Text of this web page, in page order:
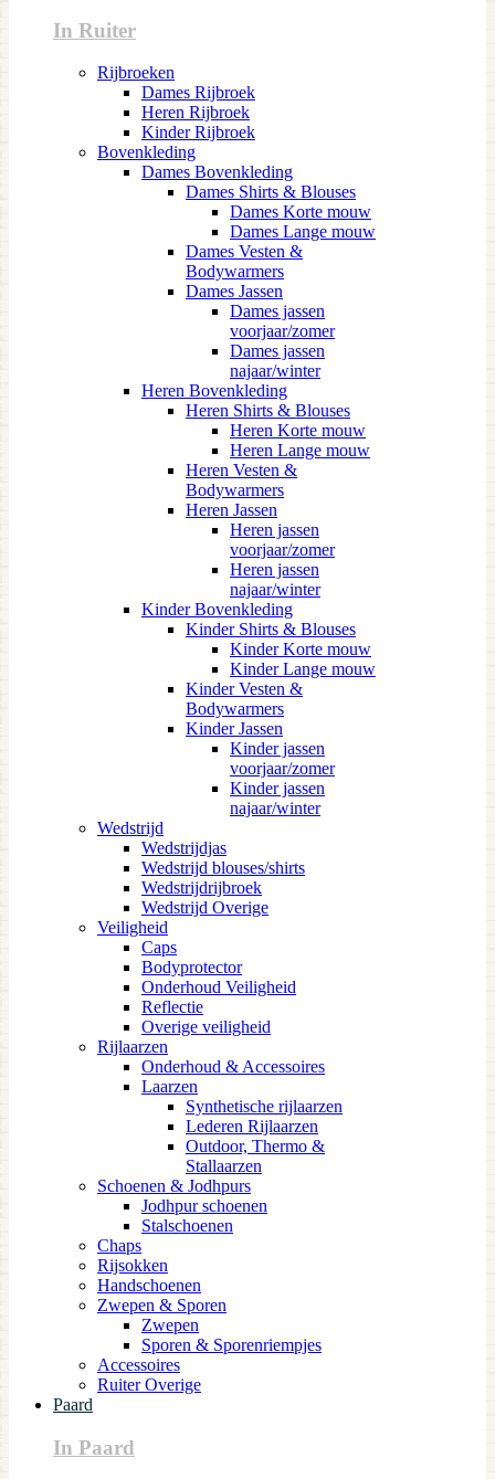
In Ruiter
Rijbroeken
Dames Rijbroek
Heren Rijbroek
Kinder Rijbroek
Bovenkleding
Dames Bovenkleding
Dames Shirts & Blouses
Dames Korte mouw
Dames Lange mouw
Dames Vesten &
Bodywarmers
Dames Jassen
Dames jassen
voorjaar/zomer
Dames jassen
najaar/winter
Heren Bovenkleding
Heren Shirts & Blouses
Heren Korte mouw
Heren Lange mouw
Heren Vesten &
Bodywarmers
Heren Jassen
Heren jassen
voorjaar/zomer
Heren jassen
najaar/winter
Kinder Bovenkleding
Kinder Shirts & Blouses
Kinder Korte mouw
Kinder Lange mouw
Kinder Vesten &
Bodywarmers
Kinder Jassen
Kinder jassen
voorjaar/zomer
Kinder jassen
najaar/winter
Wedstrijd
Wedstrijdjas
Wedstrijd blouses/shirts
Wedstrijdrijbroek
Wedstrijd Overige
Veiligheid
Caps
Bodyprotector
Onderhoud Veiligheid
Reflectie
Overige veiligheid
Rijlaarzen
Onderhoud & Accessoires
Laarzen
Synthetische rijlaarzen
Lederen Rijlaarzen
Outdoor, Thermo &
Stallaarzen
Schoenen & Jodhpurs
Jodhpur schoenen
Stalschoenen
Chaps
Rijsokken
Handschoenen
Zwepen & Sporen
Zwepen
Sporen & Sporenriempjes
Accessoires
Ruiter Overige
Paard
In Paard